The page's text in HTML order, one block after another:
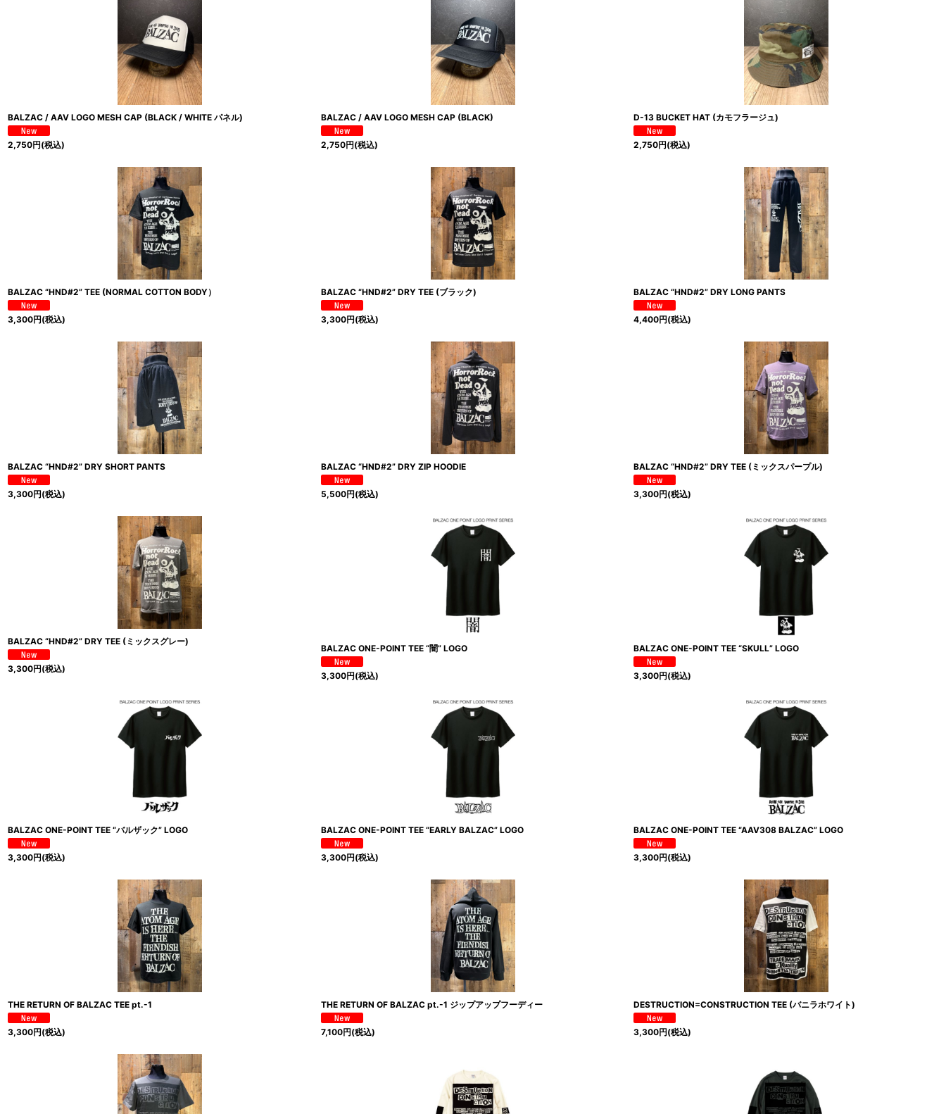
BALZAC / AAV LOGO MESH CAP (BLACK / WHITE パネル)
2,750円(税込)
BALZAC / AAV LOGO MESH CAP (BLACK)
2,750円(税込)
D-13 BUCKET HAT (カモフラージュ)
2,750円(税込)
BALZAC “HND#2” TEE (NORMAL COTTON BODY）
3,300円(税込)
BALZAC “HND#2” DRY TEE (ブラック)
3,300円(税込)
BALZAC “HND#2” DRY LONG PANTS
4,400円(税込)
BALZAC “HND#2” DRY SHORT PANTS
3,300円(税込)
BALZAC “HND#2” DRY ZIP HOODIE
5,500円(税込)
BALZAC “HND#2” DRY TEE (ミックスパープル)
3,300円(税込)
BALZAC “HND#2” DRY TEE (ミックスグレー)
3,300円(税込)
BALZAC ONE-POINT TEE “闇” LOGO
3,300円(税込)
BALZAC ONE-POINT TEE “SKULL” LOGO
3,300円(税込)
BALZAC ONE-POINT TEE “バルザック” LOGO
3,300円(税込)
BALZAC ONE-POINT TEE “EARLY BALZAC” LOGO
3,300円(税込)
BALZAC ONE-POINT TEE “AAV308 BALZAC” LOGO
3,300円(税込)
THE RETURN OF BALZAC TEE pt.-1
3,300円(税込)
THE RETURN OF BALZAC pt.-1 ジップアップフーディー
7,100円(税込)
DESTRUCTION=CONSTRUCTION TEE (バニラホワイト)
3,300円(税込)